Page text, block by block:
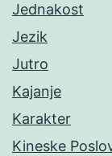
Jednakost
Jezik
Jutro
Kajanje
Karakter
Kineske